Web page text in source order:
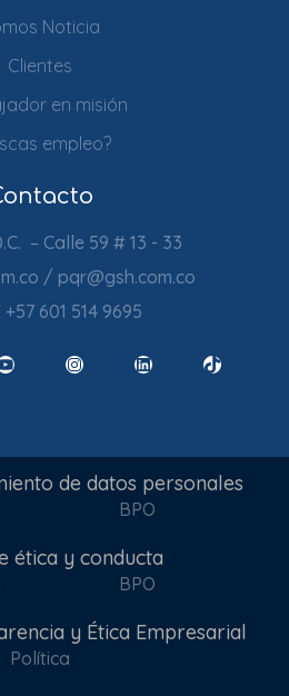
Noticia
Clientes
en misión
empleo?
– Calle 59 # 13 - 33
/ pqr@gsh.com.co
+57 601 514 9695
InstagramLinkedIn TikTok
de datos personales
BPO
ética y conducta
BPO
y Ética Empresarial
Política